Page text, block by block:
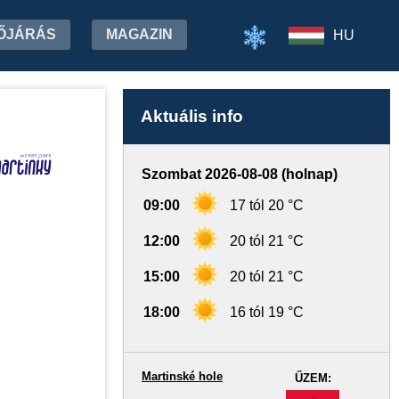
MAGAZIN HU
Aktuális info
Szombat 2026-08-08 (holnap)
09:00 17 tól 20 °C
12:00 20 tól 21 °C
15:00 20 tól 21 °C
18:00 16 tól 19 °C
ŰZEM:
Martinské hole